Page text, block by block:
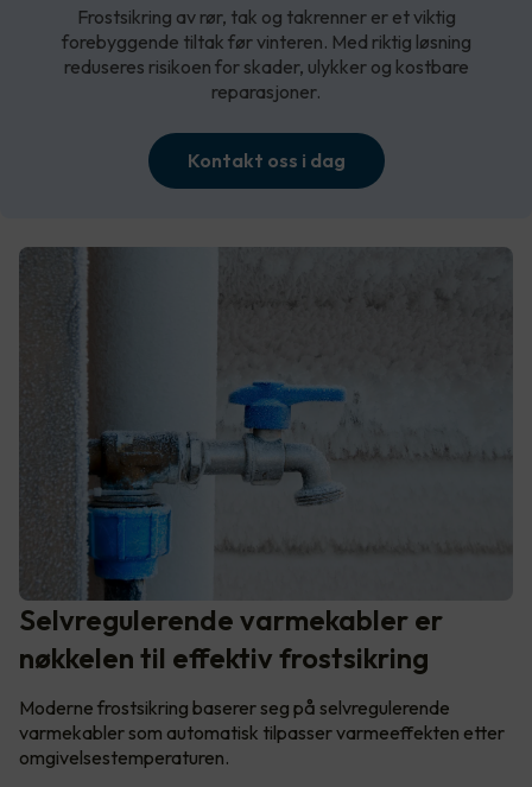
Frostsikring av rør, tak og takrenner er et viktig
forebyggende tiltak før vinteren. Med riktig løsning
reduseres risikoen for skader, ulykker og kostbare
reparasjoner.
Kontakt oss i dag
Selvregulerende varmekabler er
nøkkelen til effektiv frostsikring
Moderne frostsikring baserer seg på selvregulerende
varmekabler som automatisk tilpasser varmeeffekten etter
omgivelsestemperaturen.